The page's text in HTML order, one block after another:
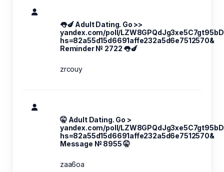
👅🍆 Adult Dating. Go >>
yandex.com/poll/
hs=82a55d15d6691affe232a5d6e7512570&
Reminder № 2722 👅🍆
zrcouy
🤫 Adult Dating. Go >
yandex.com/poll/
hs=82a55d15d6691affe232a5d6e7512570&
Message № 8955 🤫
zaa6oa